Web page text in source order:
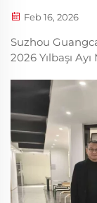
Feb 16, 2026
Suzhou
2026 Yılbaşı
münasebetiyle
Ltd., tüm
Yılbaşı